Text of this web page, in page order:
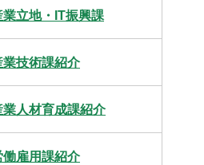
業立地・IT振興課
業技術課紹介
業人材育成課紹介
働雇用課紹介